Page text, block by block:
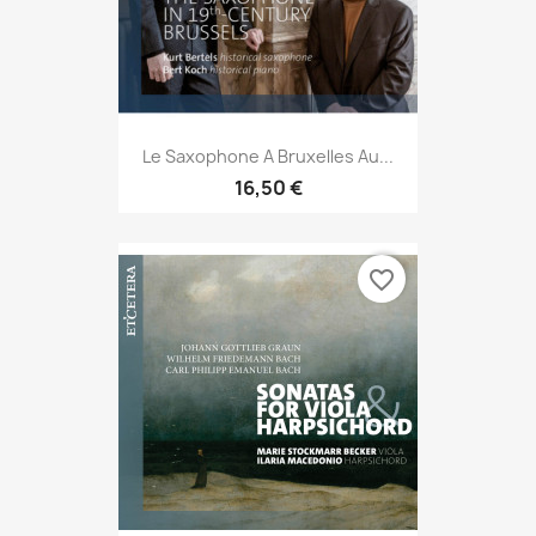
Le Saxophone A Bruxelles Au...
16,50 €
favorite_border